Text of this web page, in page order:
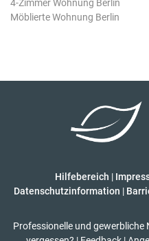
4-Zimmer Wohnung Berlin
Möblierte Wohnung Berlin
Hilfebereich |
Datenschutzinformation |
Professionelle und gewerbliche